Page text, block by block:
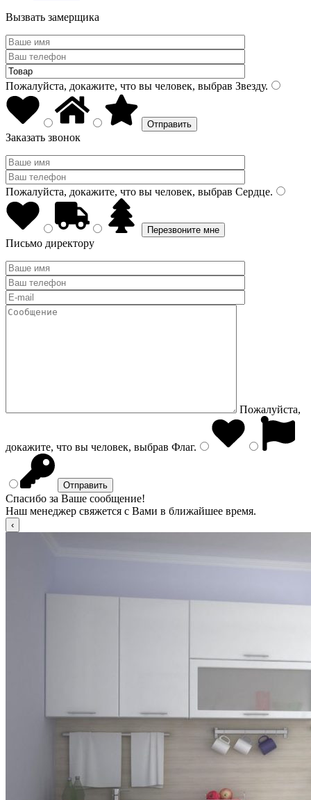
Вызвать замерщика
Пожалуйста, докажите, что вы человек, выбрав Звезду.
Заказать звонок
Пожалуйста, докажите, что вы человек, выбрав Сердце.
Письмо директору
Пожалуйста,
докажите, что вы человек, выбрав Флаг.
Спасибо за Ваше сообщение!
Наш менеджер свяжется с Вами в ближайшее время.